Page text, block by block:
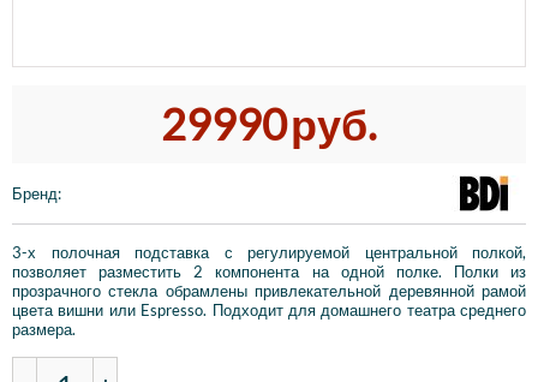
29990руб.
Бренд:
3-х полочная подставка с регулируемой центральной полкой,
позволяет разместить 2 компонента на одной полке. Полки из
прозрачного стекла обрамлены привлекательной деревянной рамой
цвета вишни или Espresso. Подходит для домашнего театра среднего
размера.